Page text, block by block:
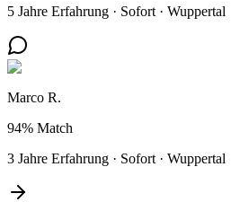
5 Jahre Erfahrung · Sofort · Wuppertal
Marco R.
94% Match
3 Jahre Erfahrung · Sofort · Wuppertal